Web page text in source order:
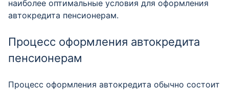
наиболее оптимальные условия для оформления
автокредита пенсионерам.
Процесс оформления автокредита
пенсионерам
Процесс оформления автокредита обычно состоит